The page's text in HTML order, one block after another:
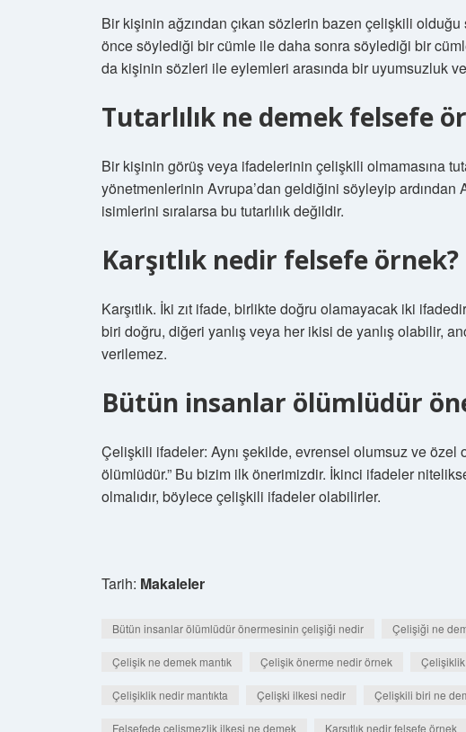
Bir kişinin ağzından çıkan sözlerin bazen çelişkili
önce söylediği bir cümle ile daha sonra söylediği bir
da kişinin sözleri ile eylemleri arasında bir uyumsuzluk
Tutarlılık ne demek felsefe
Bir kişinin görüş veya ifadelerinin çelişkili olmamasına
yönetmenlerinin Avrupa’dan geldiğini söyleyip ardından
isimlerini sıralarsa bu tutarlılık değildir.
Karşıtlık nedir felsefe örnek?
Karşıtlık. İki zıt ifade, birlikte doğru olamayacak iki
biri doğru, diğeri yanlış veya her ikisi de yanlış olabilir,
verilemez.
Bütün insanlar ölümlüdür
Çelişkili ifadeler: Aynı şekilde, evrensel olumsuz ve
ölümlüdür.” Bu bizim ilk önerimizdir. İkinci ifadeler
olmalıdır, böylece çelişkili ifadeler olabilirler.
Tarih: Makaleler
Bütün insanlar ölümlüdür önermesinin çelişiği nedir Çelişiği ne
Çelişik ne demek mantık Çelişik önerme nedir örnek
Çelişiklik nedir mantıkta Çelişki ilkesi nedir Çelişkili biri ne
Felsefede çelişmezlik ilkesi ne demek Karşıtlık nedir felsefe örnek